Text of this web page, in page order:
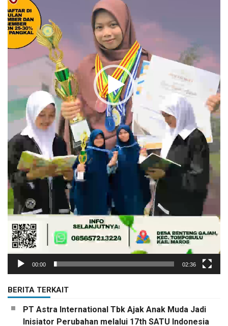
00:00 02:36
BERITA TERKAIT
PT Astra International Tbk Ajak Anak Muda Jadi
Inisiator Perubahan melalui 17th SATU Indonesia